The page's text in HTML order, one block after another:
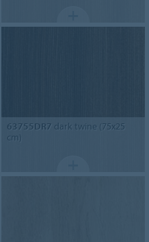
63755DR7 dark twine (75x25
cm)